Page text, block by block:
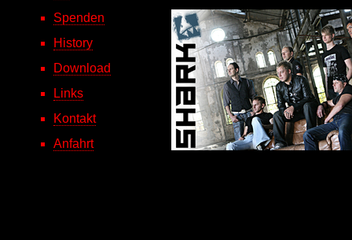
Spenden
History
Download
Links
Kontakt
Anfahrt